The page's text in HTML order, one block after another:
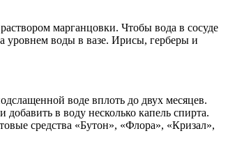
марганцовки. Чтобы вода в сосуде
уровнем воды в вазе. Ирисы, герберы и
воде вплоть до двух месяцев.
в воду несколько капель спирта.
средства «Бутон», «Флора», «Кризал»,